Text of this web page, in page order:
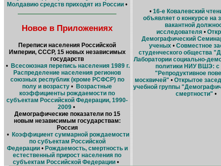
Молдавию средств приходят из России •
Новое в Приложениях
Переписи населения Российской
Империи, СССР, 15 новых независимых
государств
• Всесоюзная перепись населения 1989 г.
Распределение населения регионов
союзных республик (кроме РСФСР) по
полу и возрасту • Возрастные
коэффициенты рождаемости по
субъектам Российской Федерации, 1990-
2009 •
Демографические показатели по 15
новым независимым государствам:
Россия
• Коэффициент суммарной рождаемости
по субъектам Российской
Федерации• Рождаемость, смертность и
естественный прирост населения по
субъектам Российской Федерации•
• 16-е Ковалевский
объявляет о конкурсе на
вакантной
исследователя •
Демографический
ученых • Cовместное
студенческого общества
Лаборатории социально-
политики НИУ ВШЭ: c
"Репродуктивное
москвичей" • Открытое
учебной группы
смертности" •